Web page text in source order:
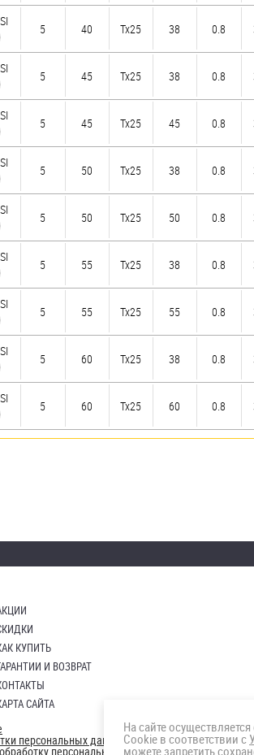
5 40 Tx25 38 0.8
5 45 Tx25 38 0.8
5 45 Tx25 45 0.8
5 50 Tx25 38 0.8
5 50 Tx25 50 0.8
5 55 Tx25 38 0.8
5 55 Tx25 55 0.8
5 60 Tx25 38 0.8
5 60 Tx25 60 0.8
КУПИТЬ
И ВОЗВРАТ
САЙТА
персональных данных
персональных данны
На сайте
Cookie в соответствии с
можете запретить